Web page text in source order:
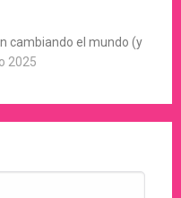
cambiando el mundo (y
2025